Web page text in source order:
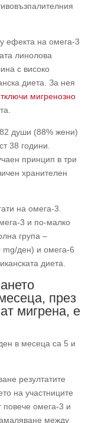
ефекта на омега-3
линолова
с високо
диета. За нея
мигренозно
души (88% жени)
38 години.
принцип в три
хранителен
на омега-3.
3 и по-малко
група –
mg/ден) и омега-6
диета.
през
мигрена, е
в месеца са 5 и
резултатите
на участниците
повече омега-3 и
между